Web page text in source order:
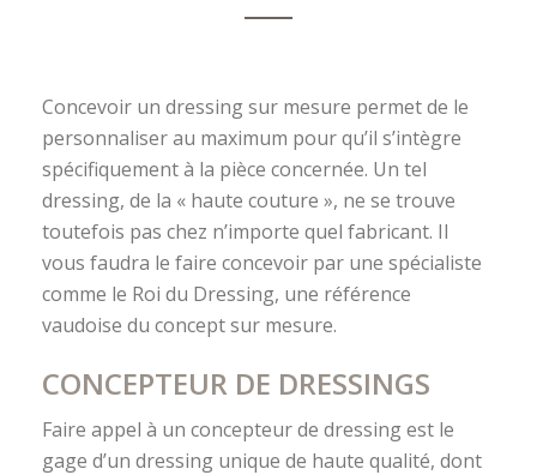
Concevoir un dressing sur mesure permet de le
personnaliser au maximum pour qu’il s’intègre
spécifiquement à la pièce concernée. Un tel
dressing, de la « haute couture », ne se trouve
toutefois pas chez n’importe quel fabricant. Il
vous faudra le faire concevoir par une spécialiste
comme le Roi du Dressing, une référence
vaudoise du concept sur mesure.
CONCEPTEUR DE DRESSINGS
Faire appel à un concepteur de dressing est le
gage d’un dressing unique de haute qualité, dont